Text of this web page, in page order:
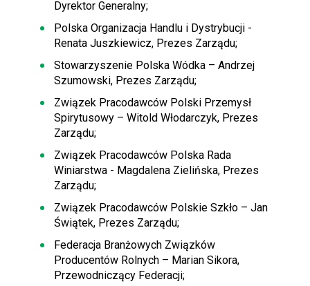
Dyrektor Generalny;
Polska Organizacja Handlu i Dystrybucji -
Renata Juszkiewicz, Prezes Zarządu;
Stowarzyszenie Polska Wódka – Andrzej
Szumowski, Prezes Zarządu;
Związek Pracodawców Polski Przemysł
Spirytusowy – Witold Włodarczyk, Prezes
Zarządu;
Związek Pracodawców Polska Rada
Winiarstwa - Magdalena Zielińska, Prezes
Zarządu;
Związek Pracodawców Polskie Szkło – Jan
Świątek, Prezes Zarządu;
Federacja Branżowych Związków
Producentów Rolnych – Marian Sikora,
Przewodniczący Federacji;